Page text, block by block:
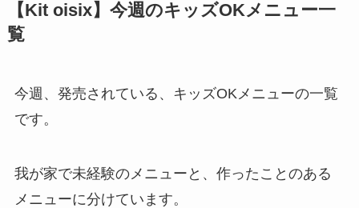
【Kit oisix】今週のキッズOKメニュー一
覧
今週、発売されている、キッズOKメニューの一覧
です。
我が家で未経験のメニューと、作ったことのある
メニューに分けています。